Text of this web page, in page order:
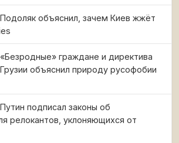
Подоляк объяснил, зачем Киев жжёт
«Безродные» граждане и директива
объяснил природу русофобии
Путин подписал законы об
релокантов, уклоняющихся от